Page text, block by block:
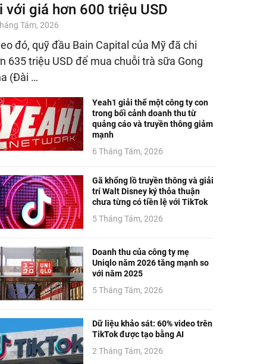
với giá hơn 600 triệu USD
Tám, 2026
đó, quỹ đầu Bain Capital của Mỹ đã chi
635 triệu USD để mua chuỗi trà sữa Gong
(Đài …
Yeah1 giải thể một công ty con
trong bối cảnh doanh thu từ
quảng cáo và truyền thông giảm
mạnh
6 Tháng Tám, 2026
Gã khổng lồ truyền thông và giải
trí Walt Disney ký thỏa thuận
chưa từng có tiền lệ với TikTok
5 Tháng Tám, 2026
Doanh thu của công ty mẹ
Uniqlo năm 2026 tăng mạnh so
với năm 2025
5 Tháng Tám, 2026
Dữ liệu khảo sát: 60% video trên
TikTok được tạo bằng AI
2 Tháng Tám, 2026